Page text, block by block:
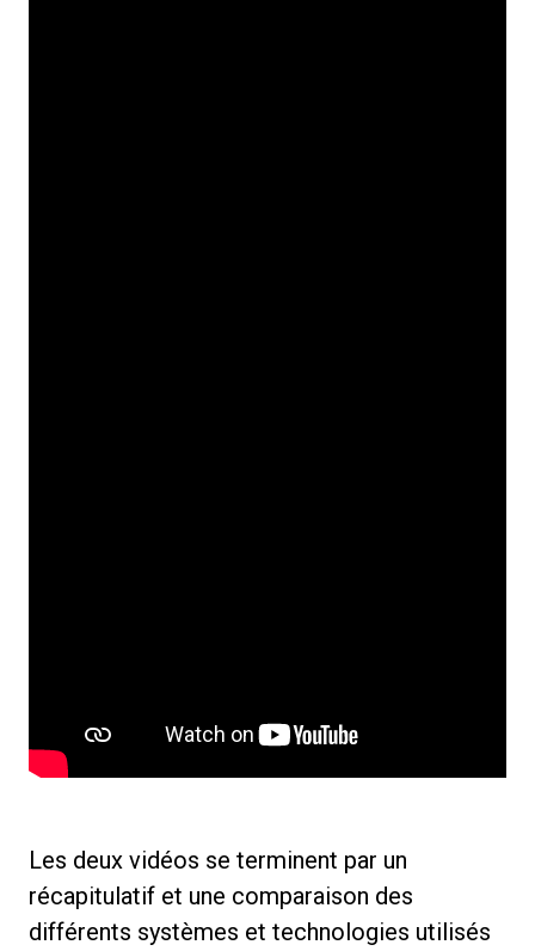
Les deux vidéos se terminent par un
récapitulatif et une comparaison des
différents systèmes et technologies utilisés
Toutes
Nouvelles
Télécharger